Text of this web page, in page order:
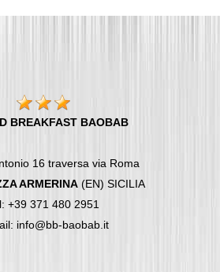
BREAKFAST BAOBAB
16 traversa via Roma
ARMERINA(EN) SICILIA
+39 371 480 2951
info@bb-baobab.it